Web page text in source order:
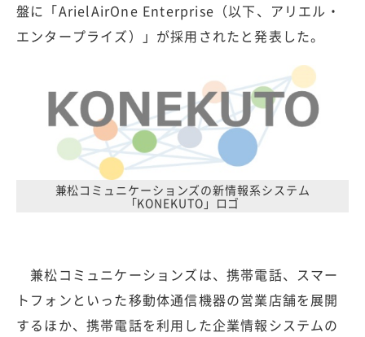
盤に「ArielAirOne Enterprise（以下、アリエル・
エンタープライズ）」が採用されたと発表した。
兼松コミュニケーションズの新情報系システム
「KONEKUTO」ロゴ
兼松コミュニケーションズは、携帯電話、スマー
トフォンといった移動体通信機器の営業店舗を展開
するほか、携帯電話を利用した企業情報システムの